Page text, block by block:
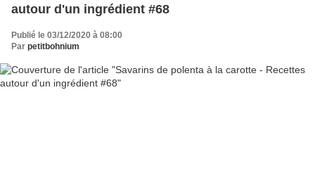
autour d'un ingrédient #68
Publié le 03/12/2020 à 08:00
Par petitbohnium